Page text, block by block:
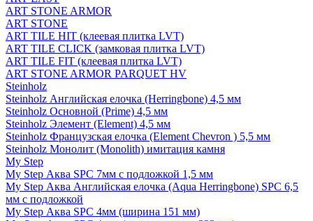
ART STONE ARMOR
ART STONE
ART TILE HIT (клеевая плитка LVT)
ART TILE CLICK (замковая плитка LVT)
ART TILE FIT (клеевая плитка LVT)
ART STONE ARMOR PARQUET HV
Steinholz
Steinholz Английская елочка (Herringbone) 4,5 мм
Steinholz Основной (Prime) 4,5 мм
Steinholz Элемент (Element) 4,5 мм
Steinholz Французская елочка (Element Chevron ) 5,5 мм
Steinholz Монолит (Monolith) имитация камня
My Step
My Step Аква SPC 7мм c подложкой 1,5 мм
My Step Аква Английская елочка (Aqua Herringbone) SPC 6,5
мм с подложкой
My Step Аква SPC 4мм (ширина 151 мм)